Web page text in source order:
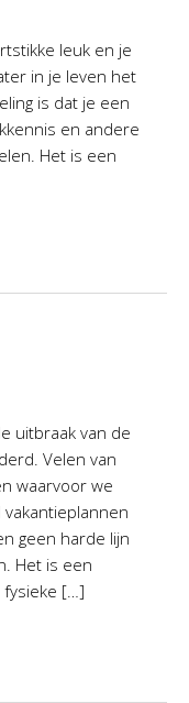
leuk en je
in je leven het
is dat je een
en andere
Het is een
uitbraak van de
Velen van
waarvoor we
geen harde lijn
Het is een
[…]